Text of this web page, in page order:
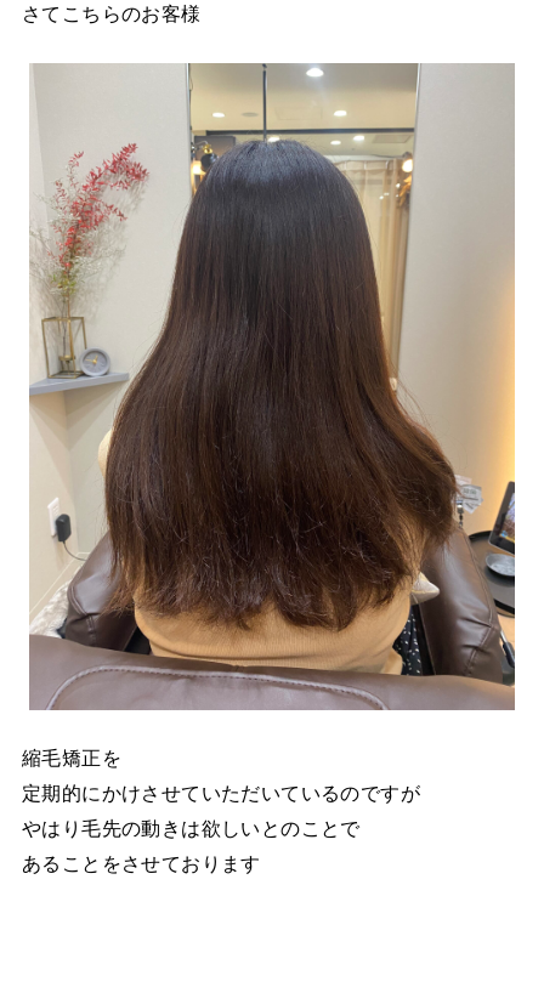
さてこちらのお客様
縮毛矯正を
定期的にかけさせていただいているのですが
やはり毛先の動きは欲しいとのことで
あることをさせております